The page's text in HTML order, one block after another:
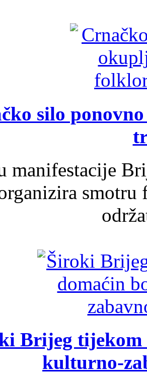
silo
manifestacije
Brijeg tijekom
kulturno-